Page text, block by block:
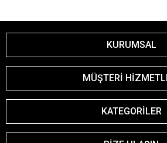
KURUMSAL
MÜŞTERİ
KATEGORİLER